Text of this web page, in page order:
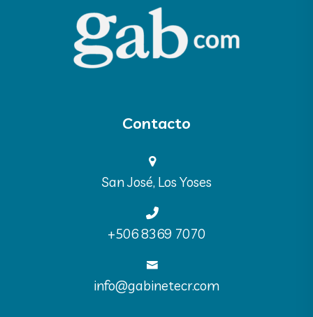
Contacto
San José, Los Yoses
‪+506 8369 7070‬
info@gabinetecr.com